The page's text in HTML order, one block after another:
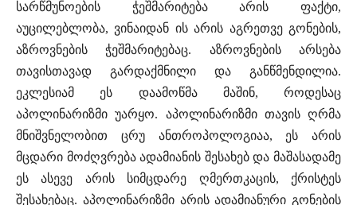
სარწმუნოების ჭეშმარიტება არის ფაქტი,
აუცილებლობა, ვინაიდან ის არის აგრეთვე გონების,
აზროვნების ჭეშმარიტებაც. აზროვნების არსება
თავისთავად გარდაქმნილი და განწმენდილია.
ეკლესიამ ეს დაამოწმა მაშინ, როდესაც
აპოლინარიზმი უარყო. აპოლინარიზმი თავის ღრმა
მნიშვნელობით ცრუ ანთროპოლოგიაა, ეს არის
მცდარი მოძღვრება ადამიანის შესახებ და მაშასადამე
ეს ასევე არის სიმცდარე ღმერთკაცის, ქრისტეს
შესახებაც. აპოლინარიზმი არის ადამიანური გონების